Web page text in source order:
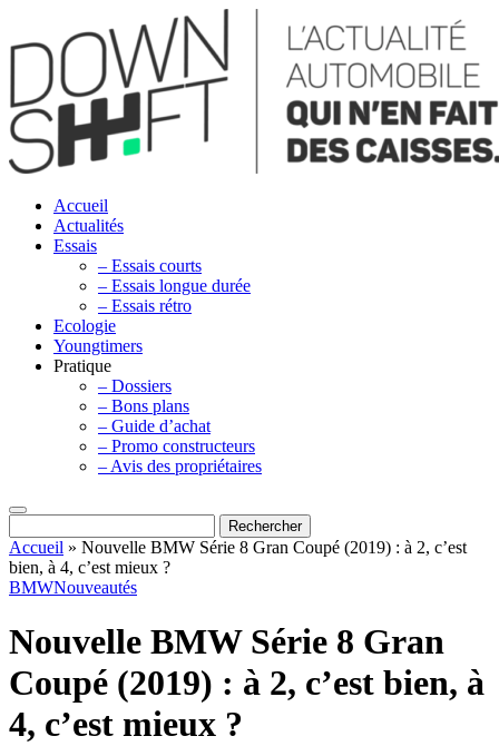
Accueil
Actualités
Essais
– Essais courts
– Essais longue durée
– Essais rétro
Ecologie
Youngtimers
Pratique
– Dossiers
– Bons plans
– Guide d’achat
– Promo constructeurs
– Avis des propriétaires
Accueil » Nouvelle BMW Série 8 Gran Coupé (2019) : à 2, c’est
bien, à 4, c’est mieux ?
BMWNouveautés
Nouvelle BMW Série 8 Gran
Coupé (2019) : à 2, c’est bien, à
4, c’est mieux ?